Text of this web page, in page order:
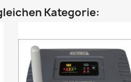
Kategorie: